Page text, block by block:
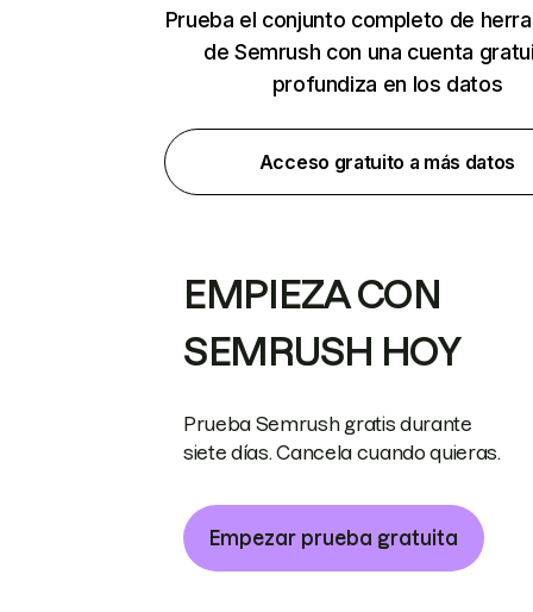
Prueba el conjunto completo de
de Semrush con una cuenta
profundiza en los datos
Acceso gratuito a más datos
EMPIEZA CON
SEMRUSH HOY
Prueba Semrush gratis durante
siete días. Cancela cuando quieras.
Empezar prueba gratuita